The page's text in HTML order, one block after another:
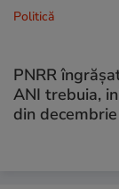
Politică
PNRR
ANI trebuia,
din